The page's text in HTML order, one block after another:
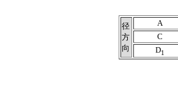
径
方
向
A
C
D1